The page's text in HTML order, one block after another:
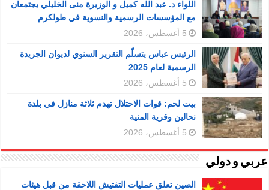
اللواء د. عبد الله كميل و الوزيرة منى الخليلي يجتمعان
مع المؤسسات الرسمية والنسوية في طولكرم
5 أغسطس، 2026
الرئيس عباس يتسلّم التقرير السنوي لديوان الجريدة
الرسمية لعام 2025
5 أغسطس، 2026
بيت لحم: قوات الاحتلال تهدم ثلاثة منازل في بلدة
نحالين وقرية المنية
5 أغسطس، 2026
عربي و دولي
الصين تعلق عمليات التفتيش اللاحقة من قبل هيئات